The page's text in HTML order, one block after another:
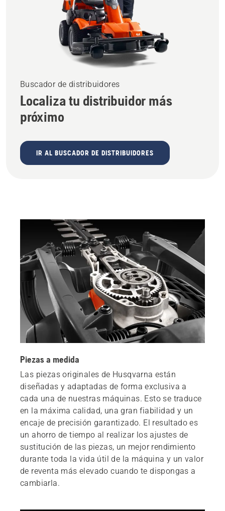
Buscador de distribuidores
Localiza tu distribuidor más
próximo
IR AL BUSCADOR DE DISTRIBUIDORES
Piezas a medida
Las piezas originales de Husqvarna están
diseñadas y adaptadas de forma exclusiva a
cada una de nuestras máquinas. Esto se traduce
en la máxima calidad, una gran fiabilidad y un
encaje de precisión garantizado. El resultado es
un ahorro de tiempo al realizar los ajustes de
sustitución de las piezas, un mejor rendimiento
durante toda la vida útil de la máquina y un valor
de reventa más elevado cuando te dispongas a
cambiarla.